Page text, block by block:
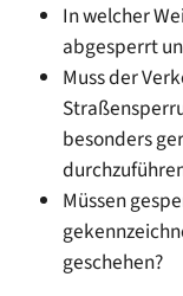
In welcher
abgesperrt
Muss der
besonders
Müssen
geschehen?